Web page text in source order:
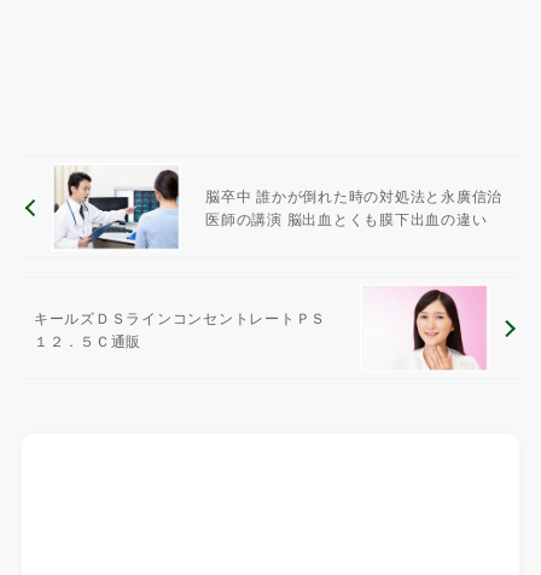
脳卒中 誰かが倒れた時の対処法と永廣信治
医師の講演 脳出血とくも膜下出血の違い
キールズＤＳラインコンセントレートＰＳ
１２．５Ｃ通販